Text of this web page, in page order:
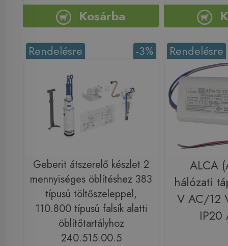
Kosárba
-3%
Rendelésre
Geberit átszerelő készlet 2
mennyiséges öblítéshez 383
típusú töltőszeleppel,
110.800 típusú falsík alatti
öblítőtartályhoz
240.515.00.5
Rendelésre
ALCA
hálózati
V AC/12
IP20